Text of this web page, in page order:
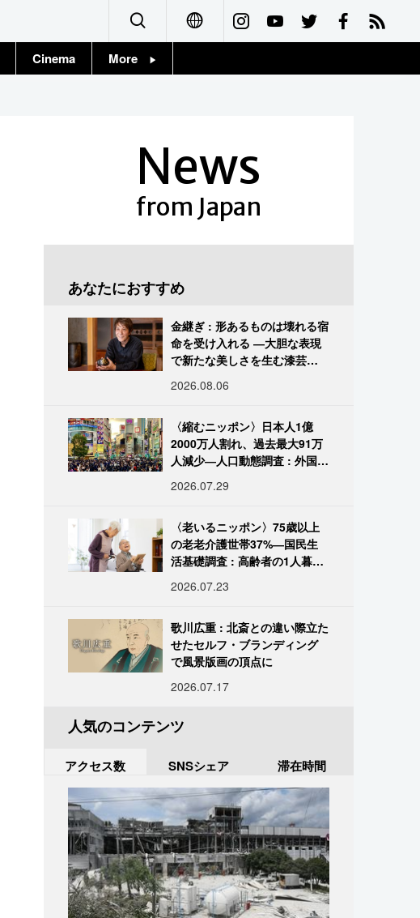
Français
Cinema More
News
from Japan
あなたにおすすめ
金継ぎ : 形あるものは壊れる宿
命を受け入れる ―大胆な表現
で新たな美しさを生む漆芸修
2026.08.06
〈縮むニッポン〉日本人1億
2000万人割れ、過去最大91万
人減少―人口動態調査 : 外国人
2026.07.29
〈老いるニッポン〉75歳以上
の老老介護世帯37%―国民生
活基礎調査 : 高齢者の1人暮ら
2026.07.23
歌川広重 : 北斎との違い際立た
せたセルフ・ブランディング
で風景版画の頂点に
2026.07.17
人気のコンテンツ
アクセス数 SNSシェア 滞在時間